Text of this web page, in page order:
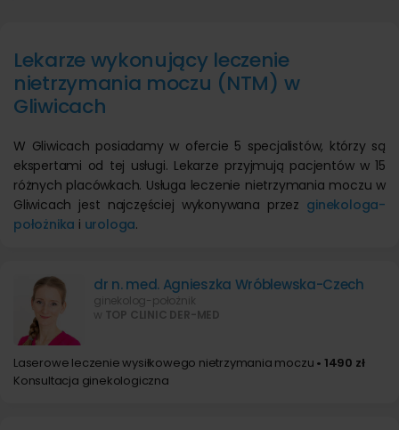
Lekarze wykonujący leczenie
nietrzymania moczu (NTM) w
Gliwicach
W Gliwicach posiadamy w ofercie 5 specjalistów, którzy są
ekspertami od tej usługi. Lekarze przyjmują pacjentów w 15
różnych placówkach. Usługa leczenie nietrzymania moczu w
Gliwicach jest najczęściej wykonywana przez ginekologa-
położnika i urologa.
dr n. med. Agnieszka Wróblewska-Czech
ginekolog-położnik
w TOP CLINIC DER-MED
Laserowe leczenie wysiłkowego nietrzymania moczu • 1490 zł
Konsultacja ginekologiczna